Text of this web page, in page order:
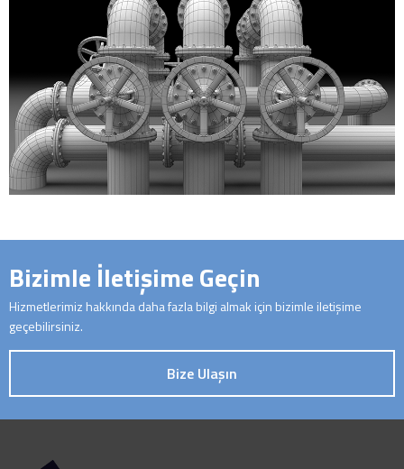
Bizimle İletişime Geçin
Hizmetlerimiz hakkında daha fazla bilgi almak için bizimle iletişime
geçebilirsiniz.
Bize Ulaşın